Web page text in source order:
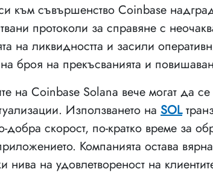
към съвършенство Coinbase
протоколи за справяне с
на ликвидността и засили
броя на прекъсванията и
на Coinbase Solana вече могат да се
Използването на SOL
добра скорост, по-кратко време за
Компанията остава
нива на удовлетвореност на